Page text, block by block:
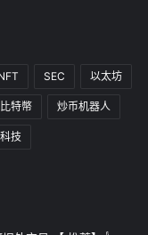
SEC 以太坊
比特幣 炒币机器人
技